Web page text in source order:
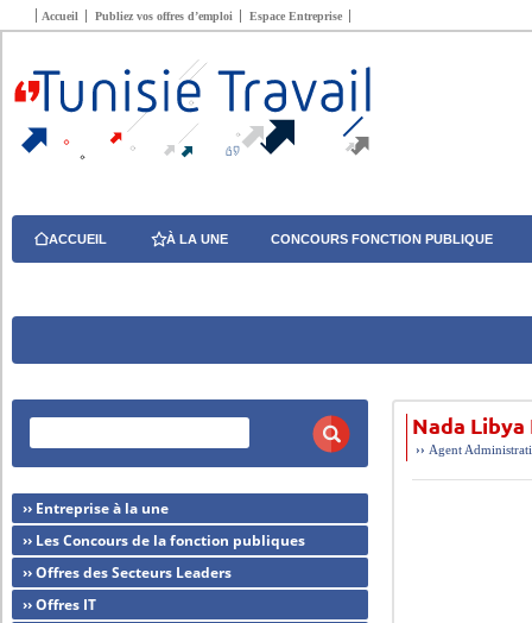
Accueil Publiez vos offres d’emploi Espace Entreprise
ACCUEIL À LA UNE CONCOURS FONCTION PUBLIQUE
Nada
›› Agent
›› Entreprise à la une
›› Les Concours de la fonction publiques
›› Offres des Secteurs Leaders
›› Offres IT